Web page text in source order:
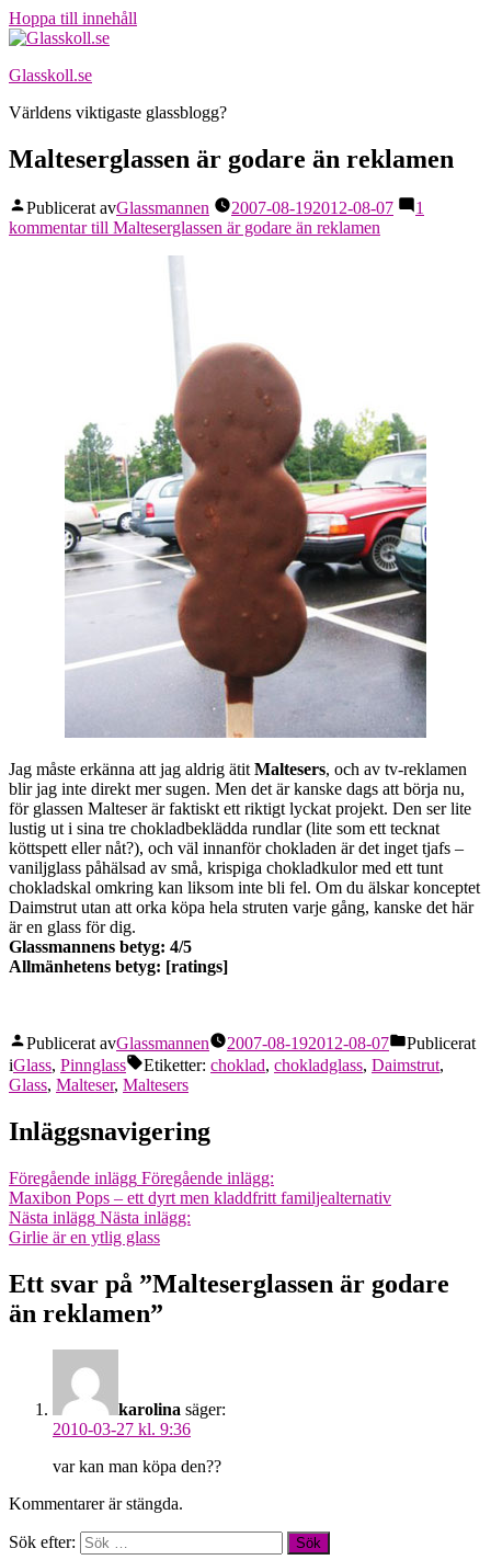
Hoppa till innehåll
Glasskoll.se
Världens viktigaste glassblogg?
Malteserglassen är godare än reklamen
Publicerat avGlassmannen 2007-08-192012-08-07
1
kommentartill Malteserglassen är godare än reklamen
Jag måste erkänna att jag aldrig ätit Maltesers, och av tv-reklamen
blir jag inte direkt mer sugen. Men det är kanske dags att börja nu,
för glassen Malteser är faktiskt ett riktigt lyckat projekt. Den ser lite
lustig ut i sina tre chokladbeklädda rundlar (lite som ett tecknat
köttspett eller nåt?), och väl innanför chokladen är det inget tjafs –
vaniljglass påhälsad av små, krispiga chokladkulor med ett tunt
chokladskal omkring kan liksom inte bli fel. Om du älskar konceptet
Daimstrut utan att orka köpa hela struten varje gång, kanske det här
är en glass för dig.
Glassmannens betyg: 4/5
Allmänhetens betyg: [ratings]
Publicerat avGlassmannen 2007-08-192012-08-07
Publicerat
iGlass, Pinnglass Etiketter: choklad, chokladglass, Daimstrut,
Glass, Malteser, Maltesers
Inläggsnavigering
Föregående inlägg Föregående inlägg:
Maxibon Pops – ett dyrt men kladdfritt familjealternativ
Nästa inlägg Nästa inlägg:
Girlie är en ytlig glass
Ett svar på ”Malteserglassen är godare
än reklamen”
karolina säger:
2010-03-27 kl. 9:36
var kan man köpa den??
Kommentarer är stängda.
Sök efter: